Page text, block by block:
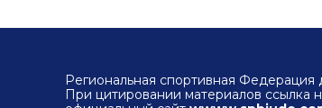
Региональная спортивная Федерация
При цитировании материалов ссылка